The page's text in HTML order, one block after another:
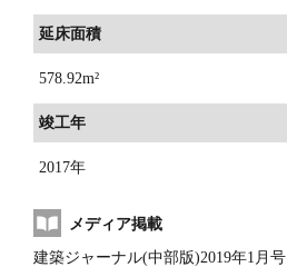
延床面積
578.92m²
竣工年
2017年
メディア掲載
建築ジャーナル(中部版)2019年1月号